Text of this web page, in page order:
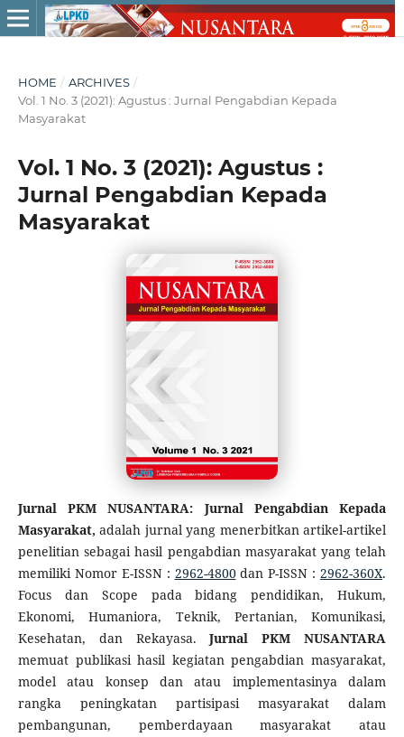
HOME / ARCHIVES /
Vol. 1 No. 3 (2021): Agustus : Jurnal Pengabdian Kepada
Masyarakat
Vol. 1 No. 3 (2021): Agustus :
Jurnal Pengabdian Kepada
Masyarakat
Jurnal PKM NUSANTARA: Jurnal Pengabdian Kepada
Masyarakat, adalah jurnal yang menerbitkan artikel-artikel
penelitian sebagai hasil pengabdian masyarakat yang telah
memiliki Nomor E-ISSN : 2962-4800dan P-ISSN :2962-360X.
Focus dan Scope pada bidang pendidikan, Hukum,
Ekonomi, Humaniora, Teknik, Pertanian, Komunikasi,
Kesehatan, dan Rekayasa.Jurnal PKM NUSANTARA
memuat publikasi hasil kegiatan pengabdian masyarakat,
model atau konsep dan atau implementasinya dalam
rangka peningkatan partisipasi masyarakat dalam
pembangunan, pemberdayaan masyarakat atau